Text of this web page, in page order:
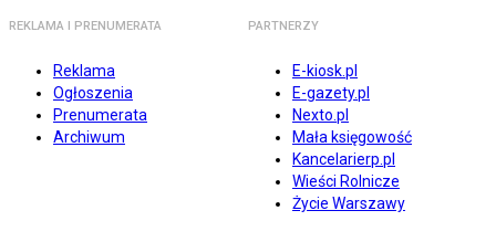
REKLAMA I PRENUMERATA
Reklama
Ogłoszenia
Prenumerata
Archiwum
PARTNERZY
E-kiosk.pl
E-gazety.pl
Nexto.pl
Mała księgowość
Kancelarierp.pl
Wieści Rolnicze
Życie Warszawy